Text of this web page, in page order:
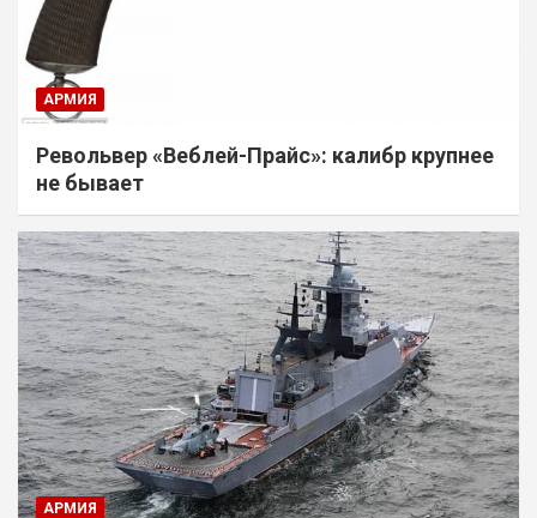
АРМИЯ
Револьвер «Веблей-Прайс»: калибр крупнее
не бывает
АРМИЯ